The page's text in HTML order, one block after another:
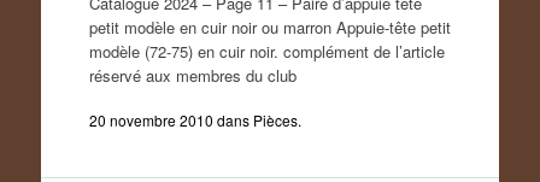
petit modèle en cuir noir ou marron Appuie-tête petit
modèle (72-75) en cuir noir. complément de l’article
réservé aux membres du club
20 novembre 2010 dans Pièces.